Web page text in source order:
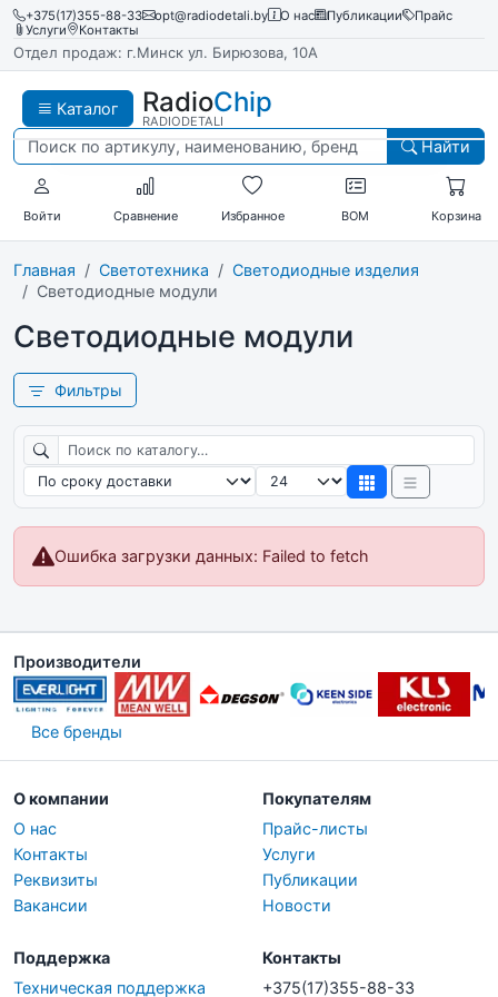
+375(17)355-88-33 opt@radiodetali.by О нас Публикации
Прайс
Услуги
Контакты
Отдел продаж: г.Минск ул. Бирюзова, 10А
Каталог RadioChip
RADIODETALI
Найти
Войти Сравнение Избранное BOM Корзина
Главная Светотехника
Светодиодные изделия
Светодиодные модули
Светодиодные модули
Фильтры
Поиск по каталогу
Сортировка
Товаров на странице
Ошибка загрузки данных: Failed to fetch
Производители
Все бренды
О компании
О нас
Контакты
Реквизиты
Вакансии
Покупателям
Прайс-листы
Услуги
Публикации
Новости
Поддержка
Техническая поддержка
Контакты
+375(17)355-88-33